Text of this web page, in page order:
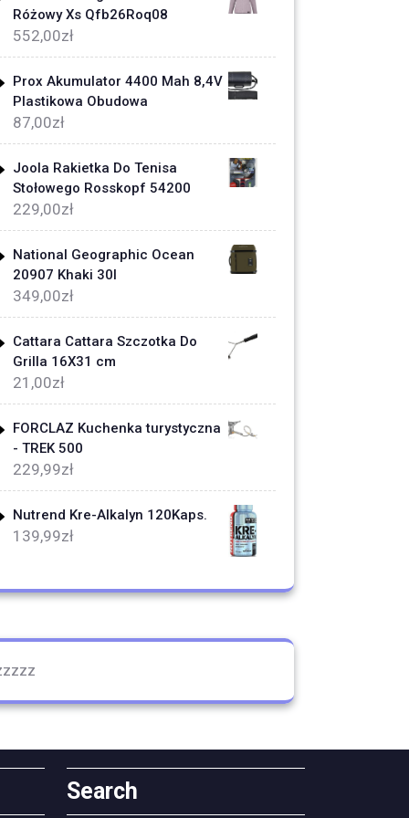
Różowy Xs Qfb26Roq08
552,00zł
Prox Akumulator 4400 Mah 8,4V
Plastikowa Obudowa
87,00zł
Joola Rakietka Do Tenisa
Stołowego Rosskopf 54200
229,00zł
National Geographic Ocean
20907 Khaki 30l
349,00zł
Cattara Cattara Szczotka Do
Grilla 16X31 cm
21,00zł
FORCLAZ Kuchenka turystyczna
- TREK 500
229,99zł
Nutrend Kre-Alkalyn 120Kaps.
139,99zł
Search